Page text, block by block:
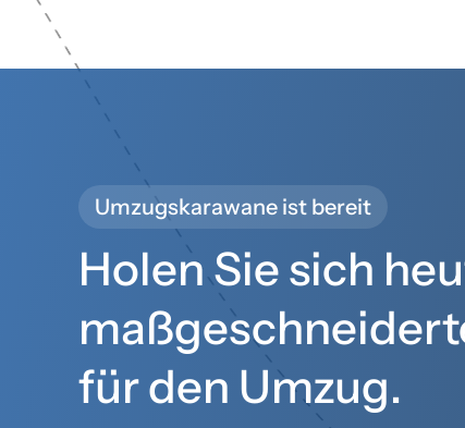
Umzugskarawane ist bereit
Holen Sie sich
für den Umzug.